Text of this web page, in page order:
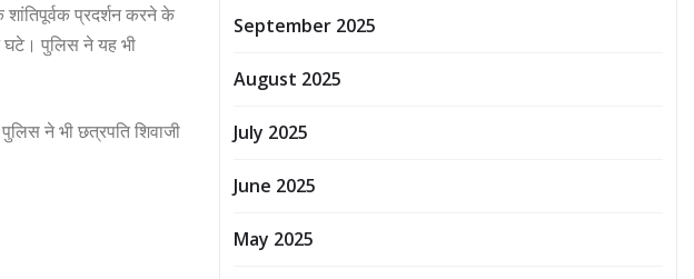
प्रदर्शन करने के
घटे। पुलिस ने यह भी
ने भी छत्रपति शिवाजी
September 2025
August 2025
July 2025
June 2025
May 2025